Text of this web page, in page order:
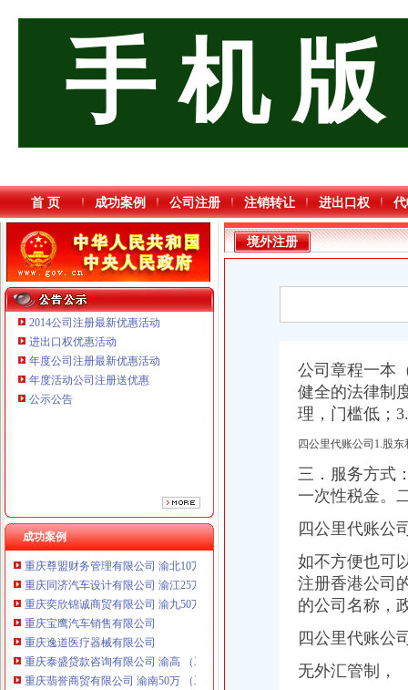
手 机 版
首 页 成功案例 公司注册 注销转让 进出口权
2014公司注册最新优惠活动
进出口权优惠活动
年度公司注册最新优惠活动
年度活动公司注册送优惠
公示公告
成功案例
重庆奕欣锦诚商贸有限公司 渝九50万 （工商注册）
重庆宝鹰汽车销售有限公司
重庆市明诚塑料制品有限责任公司 渝高100万 （进出口权）
重庆盛旗投资咨询有限公司 渝中10万 （工商注册）
重庆灵娱科技有限公司 渝北3万 （工商注册）
重庆尊盟财务管理有限公司 渝北10万 （工商注册）
重庆同济汽车设计有限公司 渝江25万 （工商注册）
重庆奕欣锦诚商贸有限公司 渝九50万 （工商注册）
重庆宝鹰汽车销售有限公司
重庆逸道医疗器械有限公司
重庆泰盛贷款咨询有限公司 渝高 （工商注册）
重庆翡誉商贸有限公司 渝南50万 （工商注册）
重庆欧氏科技发展有限公司 渝九50万 （进出口权）
境外注册
公司章程一本
健全的法律制
理，门槛低；
四公里代账公司1.股东
三．服务方式
一次性税金。
四公里代账公
如不方便也可
注册香港公司
的公司名称，
四公里代账公
无外汇管制，